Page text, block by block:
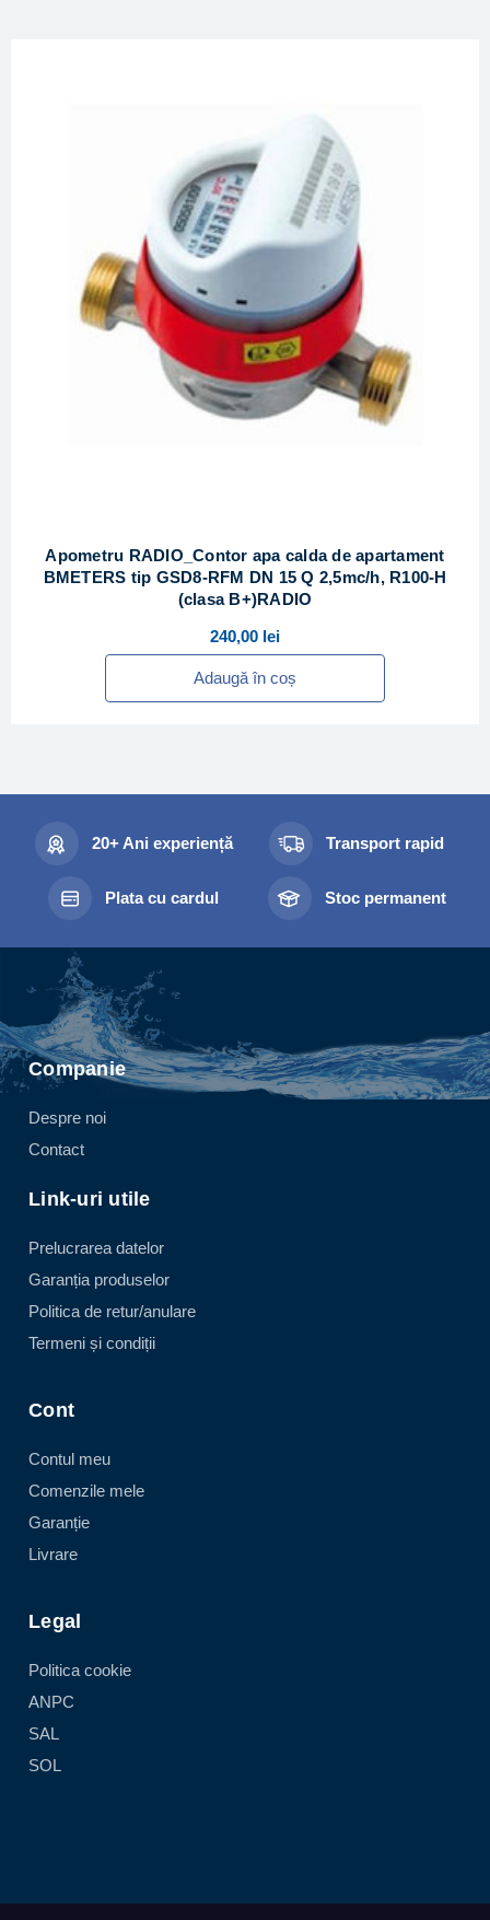
Apometru RADIO_Contor apa calda de apartament
BMETERS tip GSD8-RFM DN 15 Q 2,5mc/h, R100-H
(clasa B+)RADIO
240,00 lei
Adaugă în coș
20+ Ani experiență Transport rapid
Plata cu cardul Stoc permanent
Companie
Despre noi
Contact
Link-uri utile
Prelucrarea datelor
Garanția produselor
Politica de retur/anulare
Termeni și condiții
Cont
Contul meu
Comenzile mele
Garanție
Livrare
Legal
Politica cookie
ANPC
SAL
SOL